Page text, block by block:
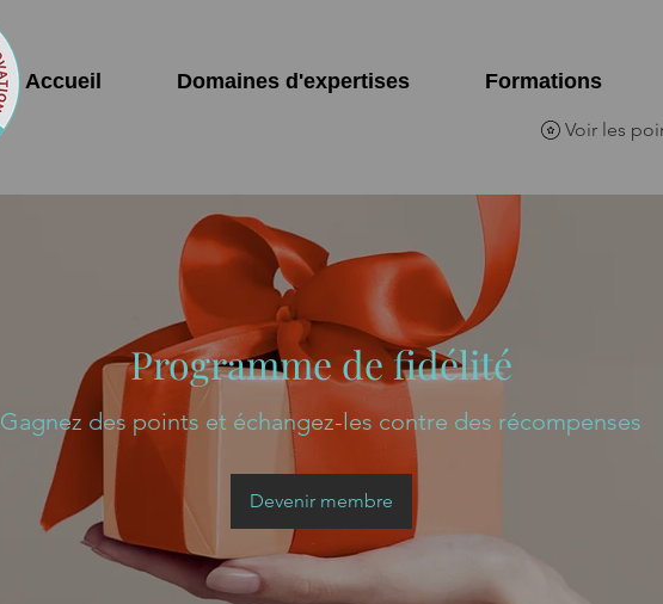
Voir les
Accueil Domaines d'expertises Formations
Programme de fidélité
Gagnez des points et échangez-les contre des récompenses
Devenir membre